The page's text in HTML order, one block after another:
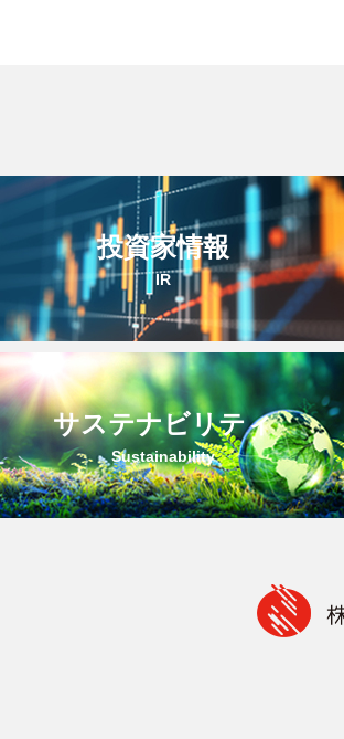
投資家情報
IR
サステナビリティ
Sustainability